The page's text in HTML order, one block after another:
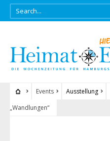
Events Ausstellung
„Wandlungen“